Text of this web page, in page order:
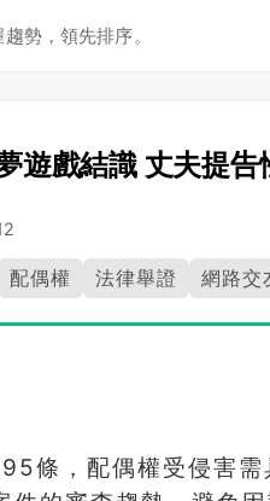
勢，領先排序。
遊戲結識 丈夫提告
配偶權 法律舉證 網路交
條，配偶權受侵害